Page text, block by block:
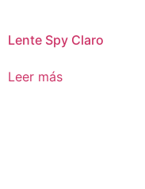
Lente Spy Claro
Leer más